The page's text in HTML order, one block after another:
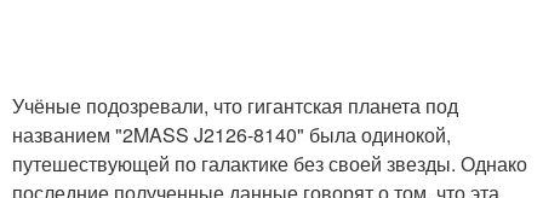
Учёные подозревали, что гигантская планета под
названием "2MASS J2126-8140" была одинокой,
путешествующей по галактике без своей звезды. Однако